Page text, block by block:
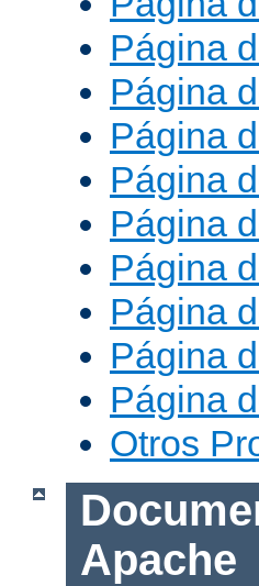
Página
Página
Página
Página
Página
Página
Página
Página
Página
Otros
Apache